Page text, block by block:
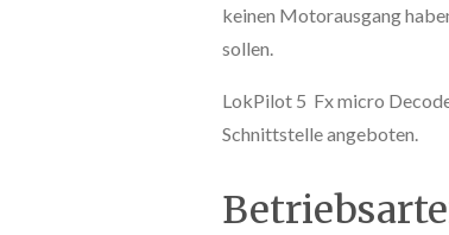
keinen Motorausgang
sollen.
LokPilot 5 Fx micro
Schnittstelle angeboten.